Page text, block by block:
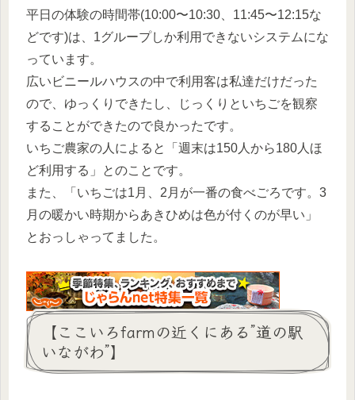
平日の体験の時間帯(10:00〜10:30、11:45〜12:15な
どです)は、1グループしか利用できないシステムにな
っています。
広いビニールハウスの中で利用客は私達だけだった
ので、ゆっくりできたし、じっくりといちごを観察
することができたので良かったです。
いちご農家の人によると「週末は150人から180人ほ
ど利用する」とのことです。
また、「いちごは1月、2月が一番の食べごろです。3
月の暖かい時期からあきひめは色が付くのが早い」
とおっしゃってました。
【ここいろfarmの近くにある”道の駅
いながわ”】